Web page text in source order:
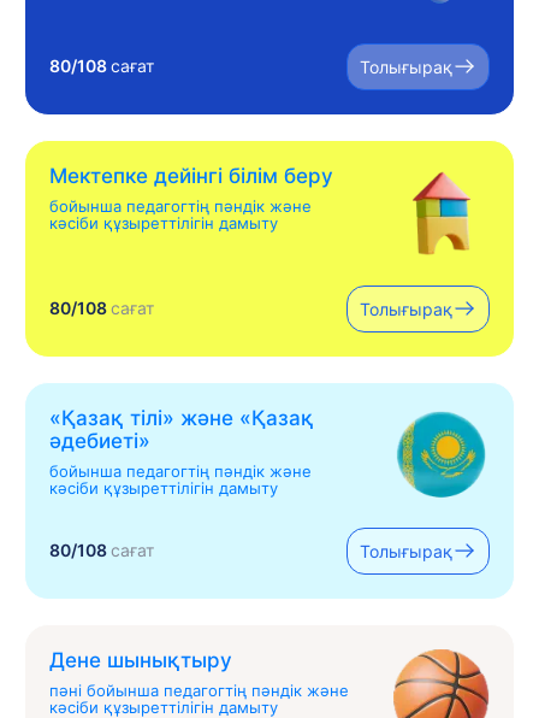
80/108сағат Толығырақ
Мектепке дейінгі білім беру
бойынша педагогтің пәндік және
кәсіби құзыреттілігін дамыту
80/108сағат Толығырақ
«Қазақ тілі» жəне «Қазақ
əдебиеті»
бойынша педагогтің пәндік және
кәсіби құзыреттілігін дамыту
80/108сағат Толығырақ
Дене шынықтыру
пәні бойынша педагогтің пәндік және
кәсіби құзыреттілігін дамыту